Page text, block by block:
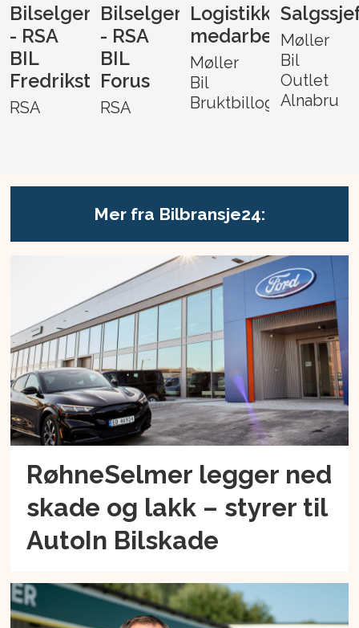
Bilselger
- RSA
BIL
Fredrikstad
RSA
Bilselger
- RSA
BIL
Forus
RSA
Logistikk-
medarbeider
Møller
Bil
Bruktbillogistikk
Møller
Bil
Outlet
Alnabru
Mer fra Bilbransje24:
RøhneSelmer legger ned
skade og lakk – styrer til
AutoIn Bilskade